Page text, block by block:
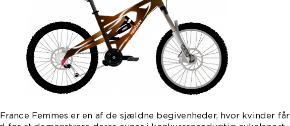
Femmes er en af de sjældne begivenheder, hvor kvinder får